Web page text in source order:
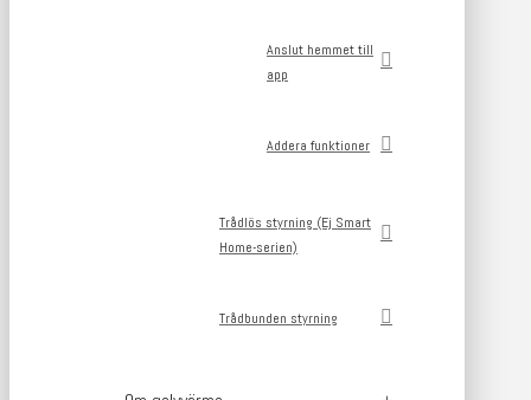
Anslut hemmet till
app
Addera funktioner
Trådlös styrning (Ej Smart
Home-serien)
Trådbunden styrning